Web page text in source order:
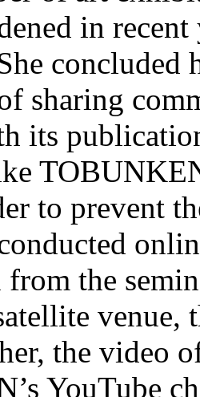
in
concluded
sharing
its
to prevent
from the
the video
YouTube